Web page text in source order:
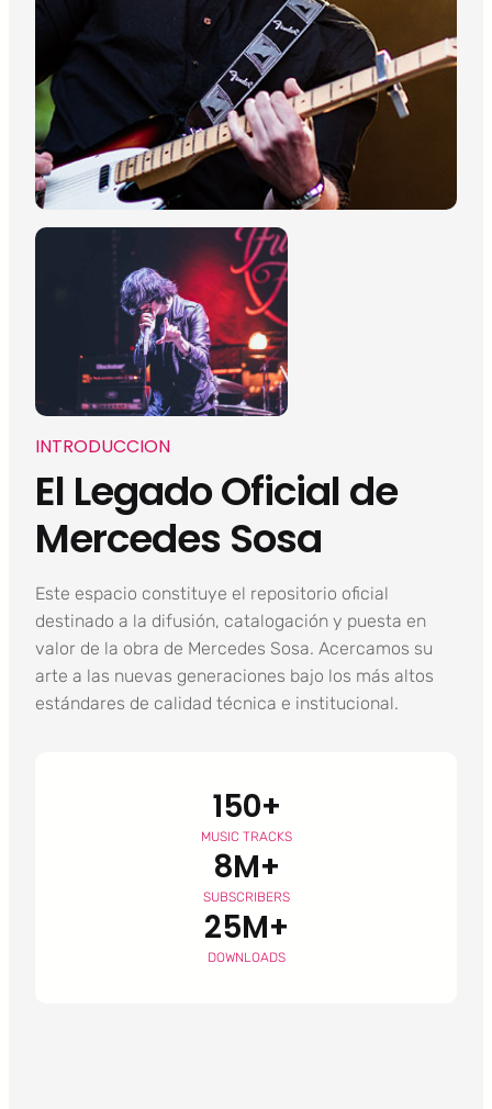
INTRODUCCION
El Legado Oficial de
Mercedes Sosa
Este espacio constituye el repositorio oficial
destinado a la difusión, catalogación y puesta en
valor de la obra de Mercedes Sosa. Acercamos su
arte a las nuevas generaciones bajo los más altos
estándares de calidad técnica e institucional.
150+
MUSIC TRACKS
8M+
SUBSCRIBERS
25M+
DOWNLOADS